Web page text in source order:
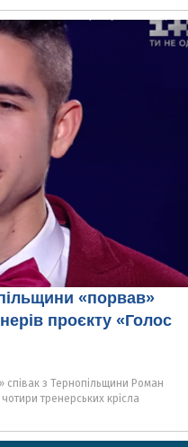
«порвав»
проєкту «Голос
співак з Тернопільщини Роман
тренерських крісла